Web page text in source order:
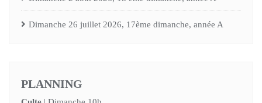
Dimanche 26 juillet 2026, 17ème dimanche, année A
PLANNING